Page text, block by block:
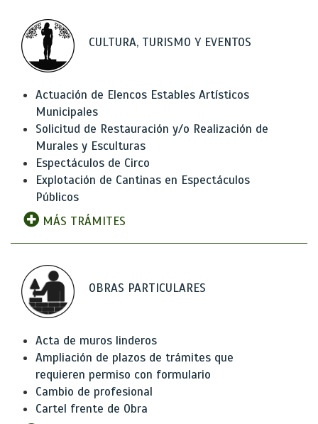
CULTURA, TURISMO Y EVENTOS
Actuación de Elencos Estables Artísticos
Municipales
Solicitud de Restauración y/o Realización de
Murales y Esculturas
Espectáculos de Circo
Explotación de Cantinas en Espectáculos
Públicos
MÁS TRÁMITES
OBRAS PARTICULARES
Acta de muros linderos
Ampliación de plazos de trámites que
requieren permiso con formulario
Cambio de profesional
Cartel frente de Obra